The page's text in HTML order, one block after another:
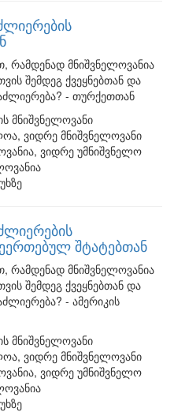
რამდენად მნიშვნელოვანია
შემდეგ ქვეყნებთან და
- თურქეთთან
მნიშვნელოვანი
ვიდრე მნიშვნელოვანი
ვიდრე უმნიშვნელო
შტატებთან
რამდენად მნიშვნელოვანია
შემდეგ ქვეყნებთან და
- ამერიკის
მნიშვნელოვანი
ვიდრე მნიშვნელოვანი
ვიდრე უმნიშვნელო